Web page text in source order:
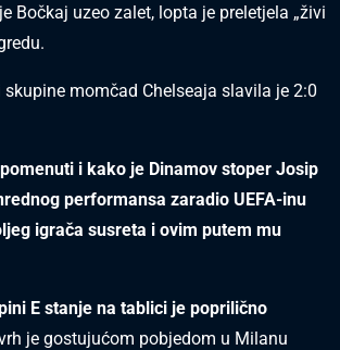
Bočkaj uzeo zalet, lopta je preletjela „živi
momčad Chelseaja slavila je 2:0
i kako je Dinamov stoper Josip
performansa zaradio UEFA-inu
igrača susreta i ovim putem mu
E stanje na tablici je poprilično
je gostujućom pobjedom u Milanu